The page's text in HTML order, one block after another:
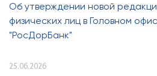
Об утверждении новой
физических лиц в Головном
"РосДорБанк"
25.06.2026